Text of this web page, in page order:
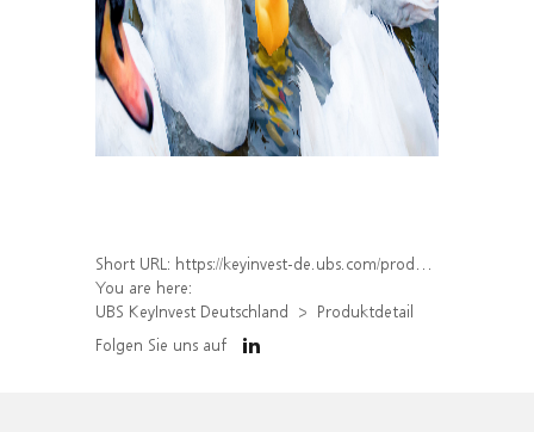
Short URL: https://keyinvest-de.ubs.com/produkt/detail/index/isin/DE000WA7TRY0
You are here:
UBS KeyInvest Deutschland
Produktdetail
Folgen Sie uns auf